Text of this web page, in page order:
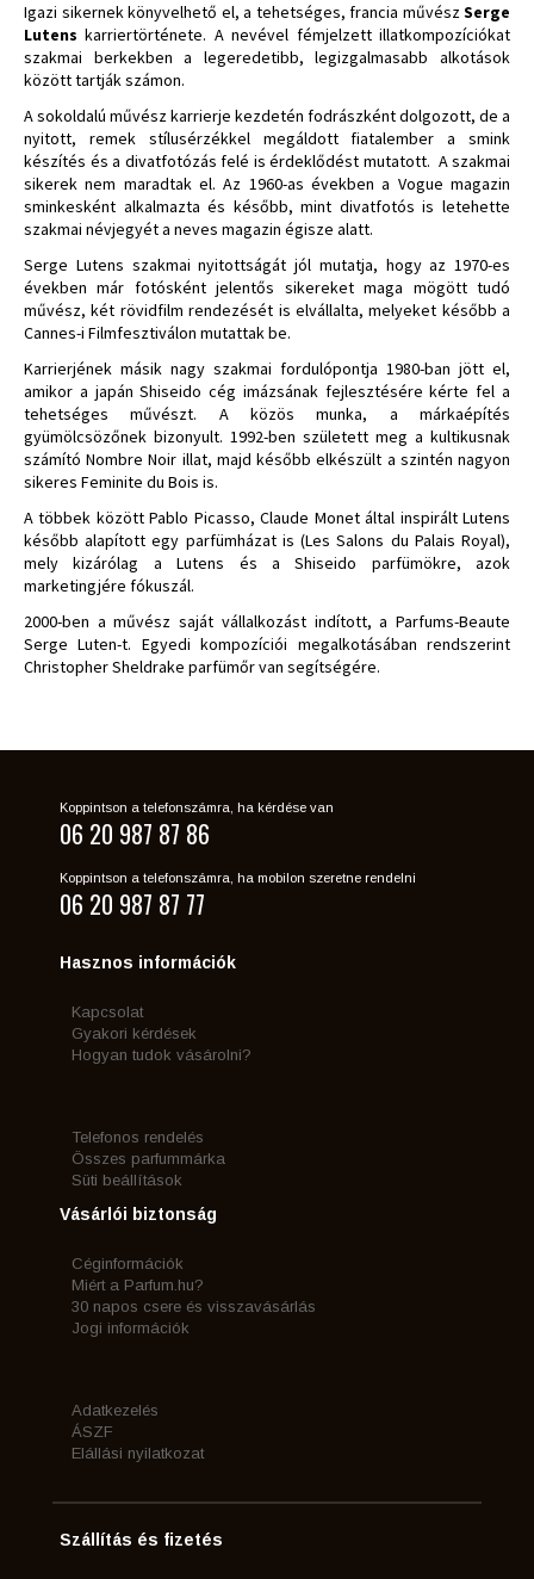
Igazi sikernek könyvelhető el, a tehetséges, francia művészSerge
Lutens karriertörténete. A nevével fémjelzett illatkompozíciókat
szakmai berkekben a legeredetibb, legizgalmasabb alkotások
között tartják számon.
A sokoldalú művész karrierje kezdetén fodrászként dolgozott, de a
nyitott, remek stílusérzékkel megáldott fiatalember a smink
készítés és a divatfotózás felé is érdeklődést mutatott. A szakmai
sikerek nem maradtak el. Az 1960-as években a Vogue magazin
sminkesként alkalmazta és később, mint divatfotós is letehette
szakmai névjegyét a neves magazin égisze alatt.
Serge Lutens szakmai nyitottságát jól mutatja, hogy az 1970-es
években már fotósként jelentős sikereket maga mögött tudó
művész, két rövidfilm rendezését is elvállalta, melyeket később a
Cannes-i Filmfesztiválon mutattak be.
Karrierjének másik nagy szakmai fordulópontja 1980-ban jött el,
amikor a japán Shiseido cég imázsának fejlesztésére kérte fel a
tehetséges művészt. A közös munka, a márkaépítés
gyümölcsözőnek bizonyult. 1992-ben született meg a kultikusnak
számító Nombre Noir illat, majd később elkészült a szintén nagyon
sikeres Feminite du Bois is.
A többek között Pablo Picasso, Claude Monet által inspirált Lutens
később alapított egy parfümházat is (Les Salons du Palais Royal),
mely kizárólag a Lutens és a Shiseido parfümökre, azok
marketingjére fókuszál.
2000-ben a művész saját vállalkozást indított, a Parfums-Beaute
Serge Luten-t. Egyedi kompozíciói megalkotásában rendszerint
Christopher Sheldrake parfümőr van segítségére.
Koppintson a telefonszámra, ha kérdése van
06 20 987 87 86
Koppintson a telefonszámra, ha mobilon szeretne rendelni
06 20 987 87 77
Hasznos információk
Kapcsolat
Gyakori kérdések
Hogyan tudok vásárolni?
Telefonos rendelés
Összes parfummárka
Süti beállítások
Vásárlói biztonság
Céginformációk
Miért a Parfum.hu?
30 napos csere és visszavásárlás
Jogi információk
Adatkezelés
ÁSZF
Elállási nyilatkozat
Szállítás és fizetés